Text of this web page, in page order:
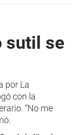
sutil se
por La
con la
“No me